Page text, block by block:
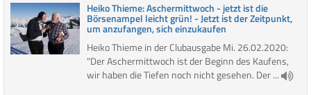
Heiko Thieme: Aschermittwoch - jetzt ist die
Börsenampel leicht grün! - Jetzt ist der Zeitpunkt,
um anzufangen, sich einzukaufen
Heiko Thieme in der Clubausgabe Mi. 26.02.2020:
"Der Aschermittwoch ist der Beginn des Kaufens,
wir haben die Tiefen noch nicht gesehen. Der ...